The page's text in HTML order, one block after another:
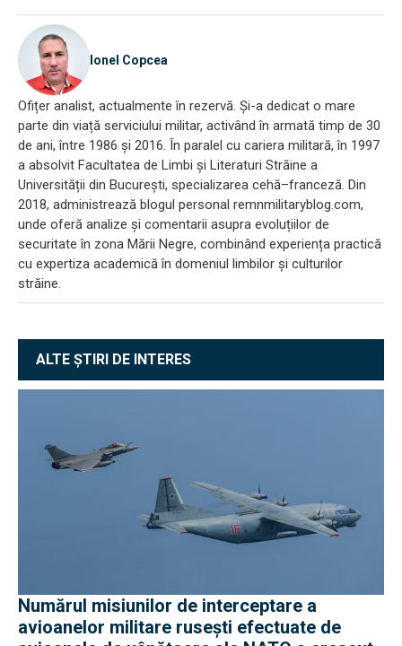
Ionel Copcea
Ofițer analist, actualmente în rezervă. Și-a dedicat o mare
parte din viață serviciului militar, activând în armată timp de 30
de ani, între 1986 și 2016. În paralel cu cariera militară, în 1997
a absolvit Facultatea de Limbi și Literaturi Străine a
Universității din București, specializarea cehă–franceză. Din
2018, administrează blogul personal remnmilitaryblog.com,
unde oferă analize și comentarii asupra evoluțiilor de
securitate în zona Mării Negre, combinând experiența practică
cu expertiza academică în domeniul limbilor și culturilor
străine.
ALTE ȘTIRI DE INTERES
Numărul misiunilor de interceptare a
avioanelor militare rusești efectuate de